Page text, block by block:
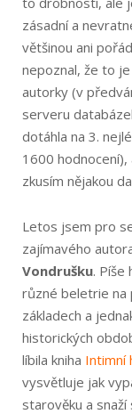
zásadní a
většinou ani
nepoznal, že to
autorky (v
serveru
dotáhla na 3.
1600
zkusím nějakou
Letos jsem pro
zajímavého
Vondrušku. Píše
různé beletrie na
základech a
historických
líbila kniha Intimní
vysvětluje jak
starověku a